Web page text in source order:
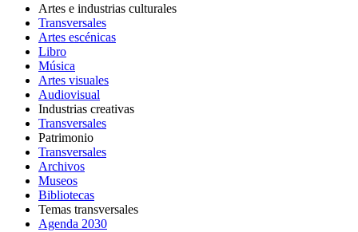
Artes e industrias culturales
Transversales
Artes escénicas
Libro
Música
Artes visuales
Audiovisual
Industrias creativas
Transversales
Patrimonio
Transversales
Archivos
Museos
Bibliotecas
Temas transversales
Agenda 2030